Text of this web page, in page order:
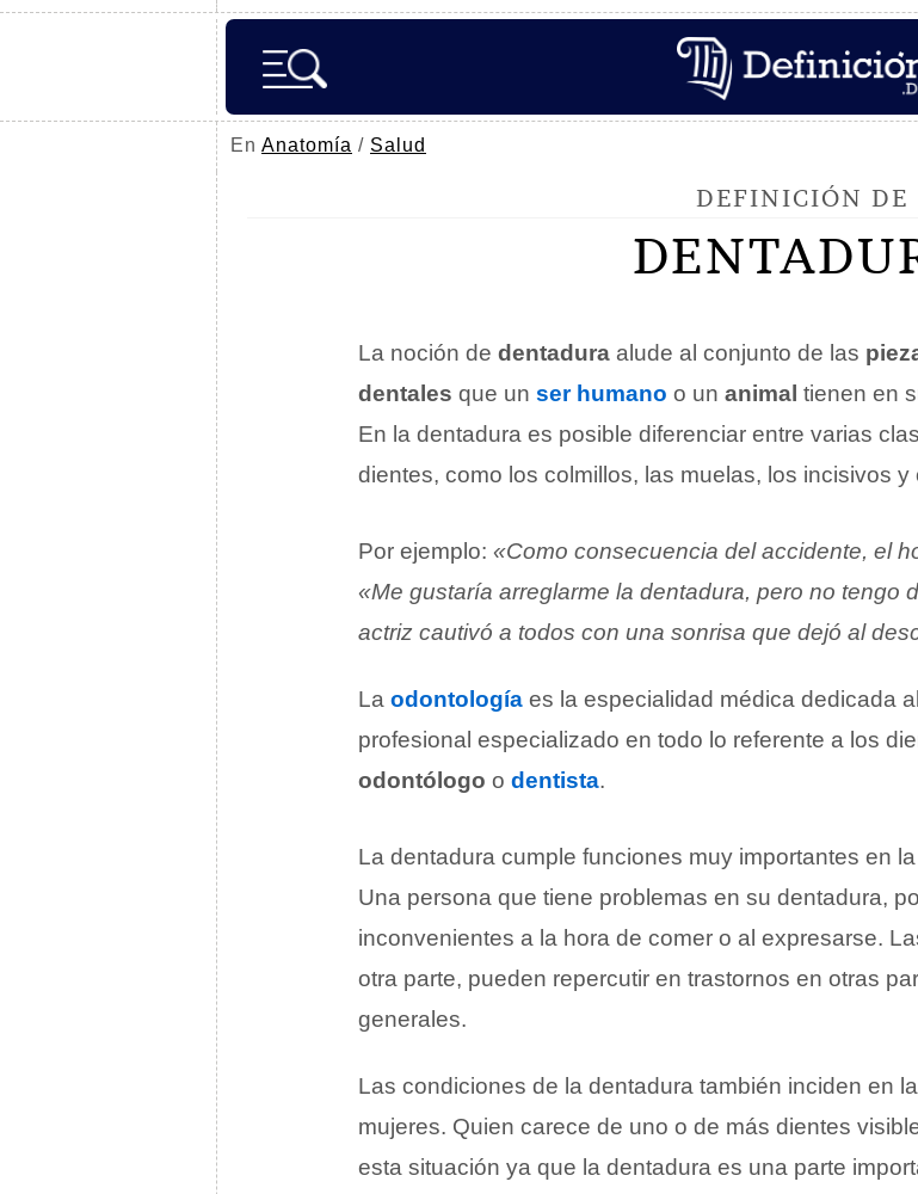
En Anatomía / Salud
DEFINICIÓN DE
La noción de dentadura alude al conjunto de las
dentales que un ser humano o un animal tienen en
En la dentadura es posible diferenciar entre varias
dientes, como los colmillos, las muelas, los incisivos y
Por ejemplo: «Como consecuencia del accidente, el
«Me gustaría arreglarme la dentadura, pero no tengo
actriz cautivó a todos con una sonrisa que dejó al
La odontología es la especialidad médica dedicada
profesional especializado en todo lo referente a los
odontólogo o dentista.
La dentadura cumple funciones muy importantes en la
Una persona que tiene problemas en su dentadura,
inconvenientes a la hora de comer o al expresarse.
otra parte, pueden repercutir en trastornos en otras
generales.
Las condiciones de la dentadura también inciden en la
mujeres. Quien carece de uno o de más dientes
esta situación ya que la dentadura es una parte